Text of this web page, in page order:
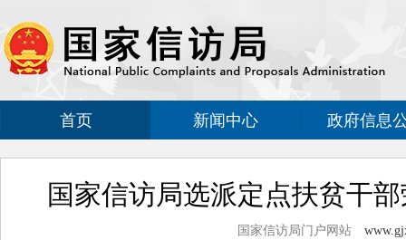
首页 新闻中心 政府信息
国家信访局选派定点扶贫干
国家信访局门户网站